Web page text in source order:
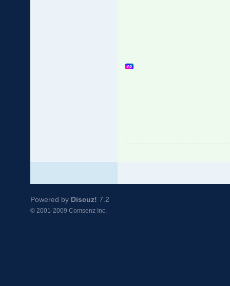
Powered by Discuz! 7.2
© 2001-2009 Comsenz Inc.